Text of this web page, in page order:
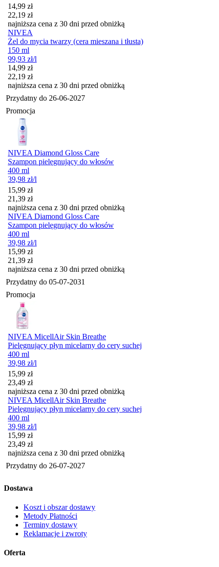
Cena promocyjna
14,99 zł
22,19 zł
najniższa cena z 30 dni przed obniżką
NIVEA
Żel do mycia twarzy (cera mieszana i tłusta)
150 ml
99,93 zł/l
Cena promocyjna
14,99 zł
22,19 zł
najniższa cena z 30 dni przed obniżką
Przydatny do 26-06-2027
Promocja
NIVEA Diamond Gloss Care
Szampon pielęgnujący do włosów
400 ml
39,98 zł/l
Cena promocyjna
15,99 zł
21,39 zł
najniższa cena z 30 dni przed obniżką
NIVEA Diamond Gloss Care
Szampon pielęgnujący do włosów
400 ml
39,98 zł/l
Cena promocyjna
15,99 zł
21,39 zł
najniższa cena z 30 dni przed obniżką
Przydatny do 05-07-2031
Promocja
NIVEA MicellAir Skin Breathe
Pielęgnujący płyn micelarny do cery suchej
400 ml
39,98 zł/l
Cena promocyjna
15,99 zł
23,49 zł
najniższa cena z 30 dni przed obniżką
NIVEA MicellAir Skin Breathe
Pielęgnujący płyn micelarny do cery suchej
400 ml
39,98 zł/l
Cena promocyjna
15,99 zł
23,49 zł
najniższa cena z 30 dni przed obniżką
Przydatny do 26-07-2027
Dostawa
Koszt i obszar dostawy
Metody Płatności
Terminy dostawy
Reklamacje i zwroty
Oferta